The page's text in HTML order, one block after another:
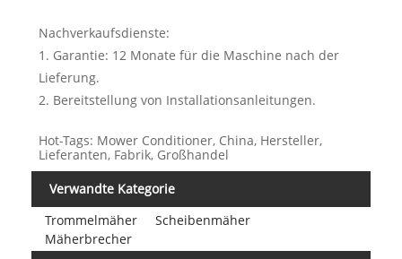
Nachverkaufsdienste:
1. Garantie: 12 Monate für die Maschine nach der
Lieferung.
2. Bereitstellung von Installationsanleitungen.
Hot-Tags: Mower Conditioner, China, Hersteller,
Lieferanten, Fabrik, Großhandel
Verwandte Kategorie
Trommelmäher
Scheibenmäher
Mäherbrecher